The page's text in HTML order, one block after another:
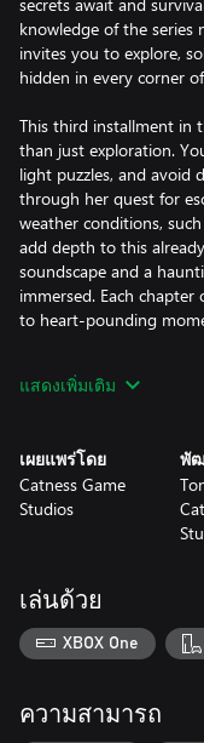
knowledge of the series
invites you to explore,
hidden in every corner
This third installment in
than just exploration.
light puzzles, and avoid
through her quest for
weather conditions,
add depth to this
soundscape and a
immersed. Each
to heart-pounding
Ascension promises a
permanent part of its
แสดงเพิ่มเติม
เผยแพร่โดย
Catness Game
Studios
พั
เล่นด้วย
XBOX One
ความสามารถ